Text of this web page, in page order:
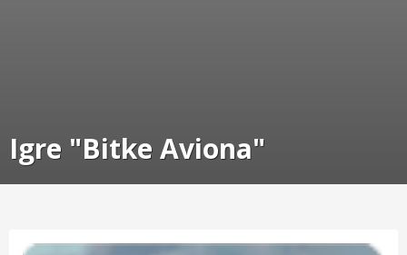
Igre "Bitke Aviona"